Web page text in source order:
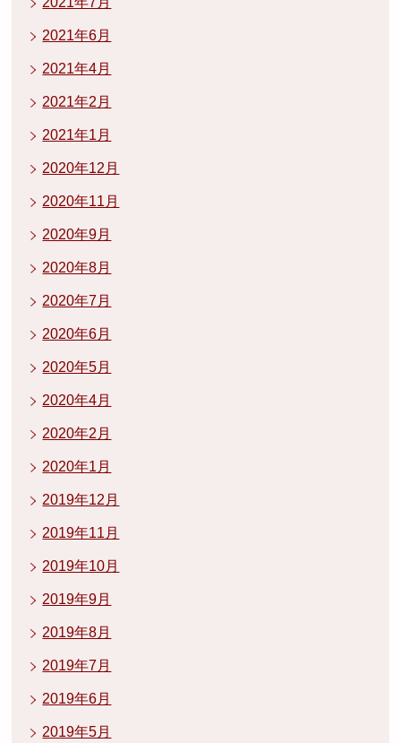
2021年6月
2021年4月
2021年2月
2021年1月
2020年12月
2020年11月
2020年9月
2020年8月
2020年7月
2020年6月
2020年5月
2020年4月
2020年2月
2020年1月
2019年12月
2019年11月
2019年10月
2019年9月
2019年8月
2019年7月
2019年6月
2019年5月